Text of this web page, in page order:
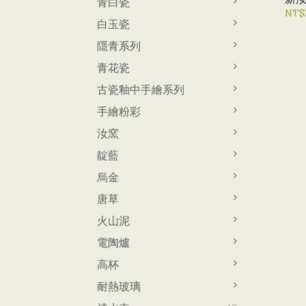
白玉瓷
隱青系列
青花瓷
古瓷釉中手繪系列
手繪粉彩
汝窯
靛藍
烏金
唐草
火山泥
電陶爐
高杯
耐熱玻璃